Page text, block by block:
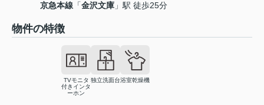
京急本線 「金沢文庫 」駅 徒歩25分
物件の特徴
TVモニタ
付きインタ
ーホン
独立洗面台浴室乾燥機